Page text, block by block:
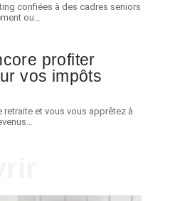
confiées à des cadres seniors
ou
profiter
vos impôts
et vous vous apprêtez à